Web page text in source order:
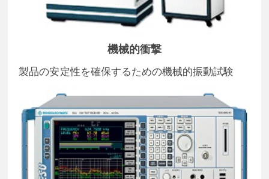
機械的衝撃
製品の安定性を確保するための機械的振動試験